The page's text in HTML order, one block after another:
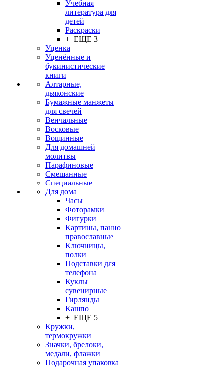
Учебная
литература для
детей
Раскраски
+ ЕЩЕ 3
Уценка
Уценённые и
букинистические
книги
Алтарные,
дьяконские
Бумажные манжеты
для свечей
Венчальные
Восковые
Вощинные
Для домашней
молитвы
Парафиновые
Смешанные
Специальные
Для дома
Часы
Фоторамки
Фигурки
Картины, панно
православные
Ключницы,
полки
Подставки для
телефона
Куклы
сувенирные
Гирлянды
Кашпо
+ ЕЩЕ 5
Кружки,
термокружки
Значки, брелоки,
медали, флажки
Подарочная упаковка